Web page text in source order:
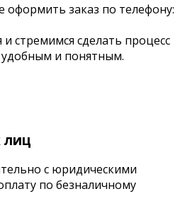
заказ по телефону:
стремимся сделать процесс
и понятным.
лиц
с юридическими
по безналичному